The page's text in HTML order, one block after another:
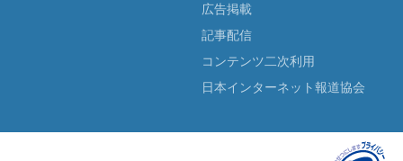
広告掲載
記事配信
コンテンツ二次利用
日本インターネット報道協会